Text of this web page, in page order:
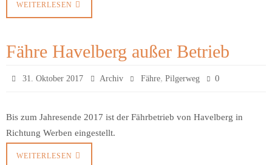
WEITERLESEN
Fähre Havelberg außer Betrieb
31. Oktober 2017 Archiv Fähre, Pilgerweg 0
Bis zum Jahresende 2017 ist der Fährbetrieb von Havelberg in
Richtung Werben eingestellt.
WEITERLESEN